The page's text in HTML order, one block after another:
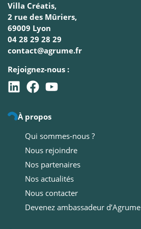
Villa Créatis,
2 rue des Mûriers,
69009 Lyon
04 28 29 28 29
contact@agrume.fr
Rejoignez-nous :
À propos
Qui sommes-nous ?
Nous rejoindre
Nos partenaires
Nos actualités
Nous contacter
Devenez ambassadeur d’Agrume